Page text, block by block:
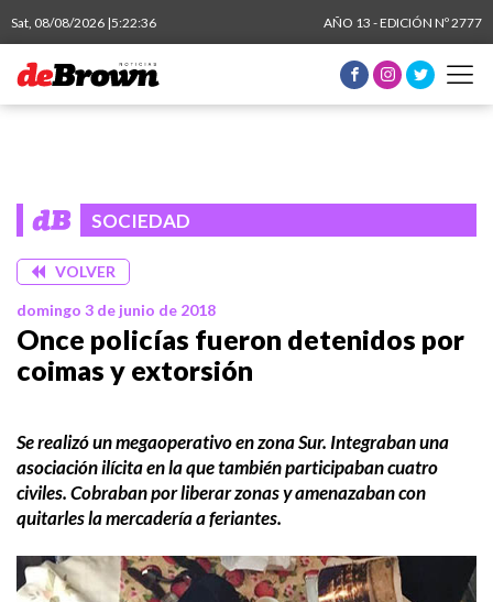
Sat, 08/08/2026 |5:22:36 AÑO 13 - EDICIÓN Nº 2777
SOCIEDAD
VOLVER
domingo 3 de junio de 2018
Once policías fueron detenidos por
coimas y extorsión
Se realizó un megaoperativo en zona Sur. Integraban una
asociación ilícita en la que también participaban cuatro
civiles. Cobraban por liberar zonas y amenazaban con
quitarles la mercadería a feriantes.